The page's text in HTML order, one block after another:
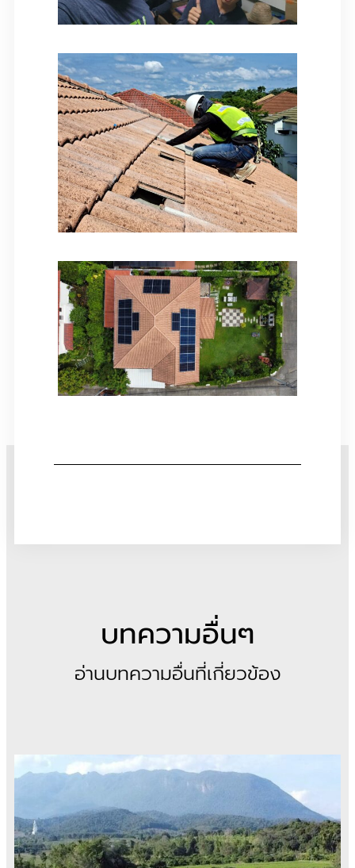
บทความอื่นๆ
อ่านบทความอื่นที่เกี่ยวข้อง